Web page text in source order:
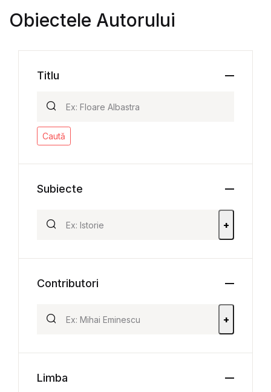
Obiectele Autorului
Titlu
Caută
Subiecte
+
Contributori
+
Limba